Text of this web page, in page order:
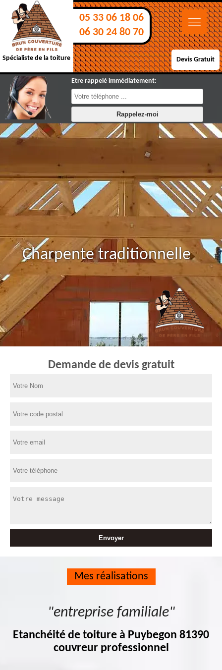
Spécialiste de la toiture
05 33 06 18 06
06 30 24 80 70
Devis Gratuit
Etre rappelé immédiatement:
Charpente traditionnelle
Demande de devis gratuit
Mes réalisations
"entreprise familiale"
Etanchéité de toiture à Puybegon 81390
couvreur professionnel